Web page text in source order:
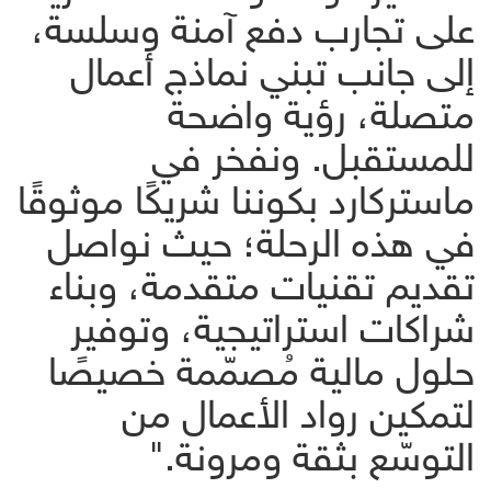
على تجارب دفع آمنة وسلسة،
إلى جانب تبني نماذج أعمال
متصلة، رؤية واضحة
للمستقبل. ونفخر في
ماستركارد بكوننا شريكًا موثوقًا
في هذه الرحلة؛ حيث نواصل
تقديم تقنيات متقدمة، وبناء
شراكات استراتيجية، وتوفير
حلول مالية مُصمّمة خصيصًا
لتمكين رواد الأعمال من
التوسّع بثقة ومرونة."